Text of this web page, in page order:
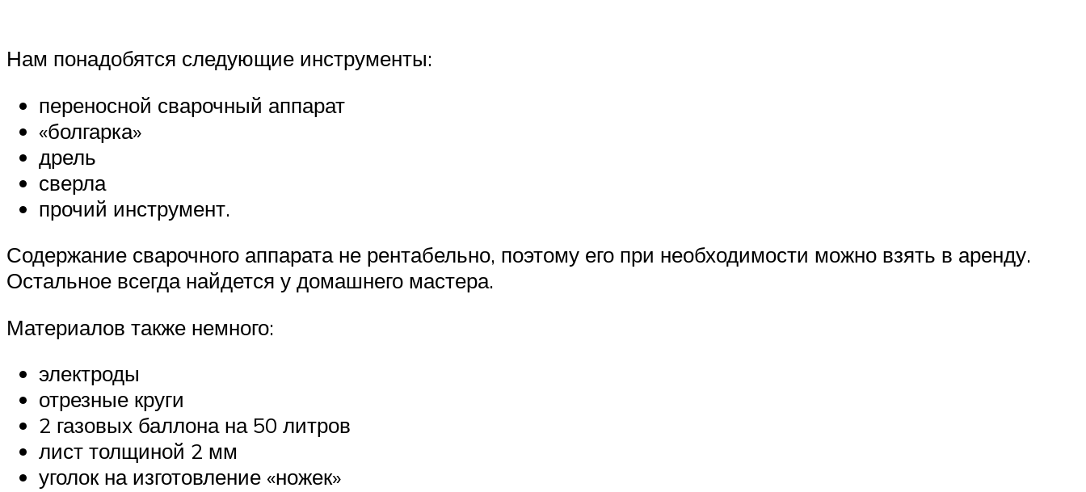
Нам понадобятся следующие инструменты:
переносной сварочный аппарат
«болгарка»
дрель
сверла
прочий инструмент.
Содержание сварочного аппарата не рентабельно, поэтому его при необходимости можно взять в аренду.
Остальное всегда найдется у домашнего мастера.
Материалов также немного:
электроды
отрезные круги
2 газовых баллона на 50 литров
лист толщиной 2 мм
уголок на изготовление «ножек»